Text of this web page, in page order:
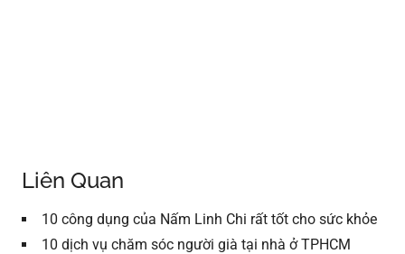
Liên Quan
10 công dụng của Nấm Linh Chi rất tốt cho sức khỏe
10 dịch vụ chăm sóc người già tại nhà ở TPHCM